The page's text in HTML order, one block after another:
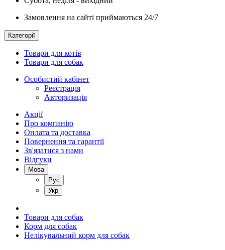
Замовлення на сайті приймаються 24/7
Категорії
Товари для котів
Товари для собак
Особистий кабінет
Реєстрація
Авторизація
Акції
Про компанію
Оплата та доставка
Повернення та гарантії
Зв'язатися з нами
Відгуки
Мова
Рус
Укр
Товари для собак
Корм для собак
Нелікувальний корм для собак